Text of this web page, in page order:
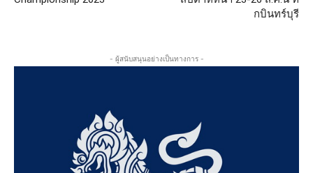
กบินทร์บุรี
- ผู้สนับสนุนอย่างเป็นทางการ -